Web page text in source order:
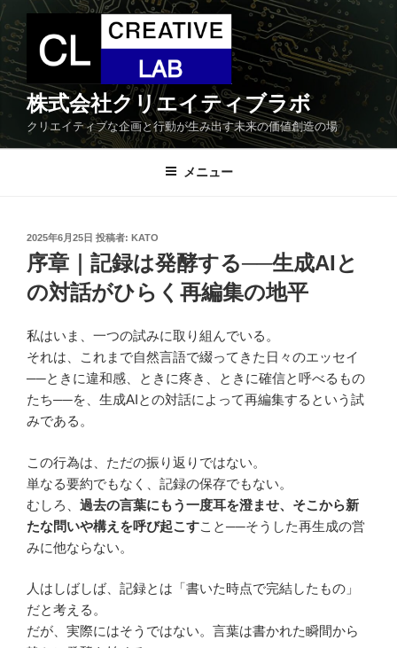
コ
ン
テ
ン
ツ
株式会社クリエイティブラボ
クリエイティブな企画と行動が生み出す未来の価値創造の場
メニュー
投
稿
日:
2025年6月25日 投稿者: KATO
序章｜記録は発酵する──生成AIと
の対話がひらく再編集の地平
私はいま、一つの試みに取り組んでいる。
それは、これまで自然言語で綴ってきた日々のエッセイ
──ときに違和感、ときに疼き、ときに確信と呼べるもの
たち──を、生成AIとの対話によって再編集するという試
みである。
この行為は、ただの振り返りではない。
単なる要約でもなく、記録の保存でもない。
むしろ、 過去の言葉にもう一度耳を澄ませ、そこから新
たな問いや構えを呼び起こすこと──そうした再生成の営
みに他ならない。
人はしばしば、記録とは「書いた時点で完結したもの」
だと考える。
だが、実際にはそうではない。言葉は書かれた瞬間から